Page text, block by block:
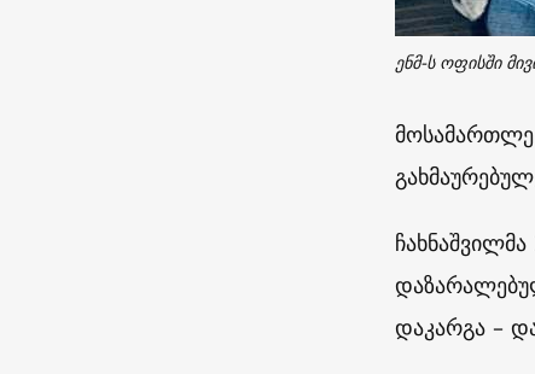
ენმ-ს ოფისში
მოსამართლე
დაკარგა –